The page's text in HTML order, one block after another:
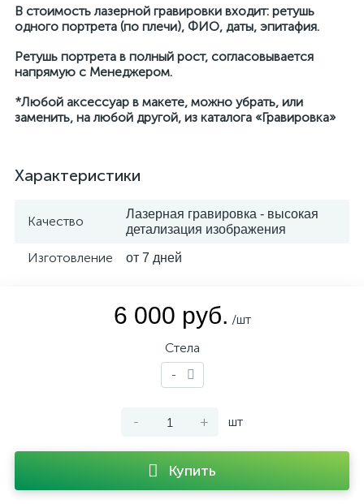
В стоимость лазерной гравировки входит: ретушь
одного портрета (по плечи), ФИО, даты, эпитафия.
Ретушь портрета в полный рост, согласовывается
напрямую с Менеджером.
*Любой аксессуар в макете, можно убрать, или
заменить, на любой другой, из каталога «Гравировка»
Характеристики
Качество
Лазерная гравировка - высокая
детализация изображения
Изготовление от 7 дней
6 000 руб. /шт
Стела
-
- + шт
Купить